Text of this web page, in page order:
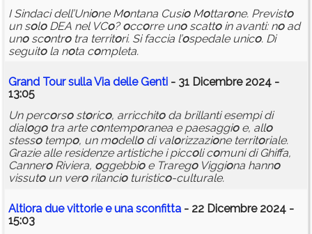
I Sindaci dell’Unione Montana CusioMottarone. Previsto
un soloDEA nel VCo?occorre unoscattoin avanti: noad
unoscontrotra territori. Si faccia l’ospedale unico. Di
seguitola nota completa.
Grand Tour sulla Via delle Genti - 31 Dicembre 2024 -
13:05
Un percorsostorico, arricchitoda brillanti esempi di
dialogotra arte contemporanea e paesaggioe, allo
stessotempo, un modellodi valorizzazione territoriale.
Grazie alle residenze artistiche i piccoli comuni di Ghiffa,
CanneroRiviera, oggebbioe TraregoViggiona hanno
vissutoun verorilancioturistico-culturale.
Altiora due vittorie e una sconfitta - 22 Dicembre 2024 -
15:03